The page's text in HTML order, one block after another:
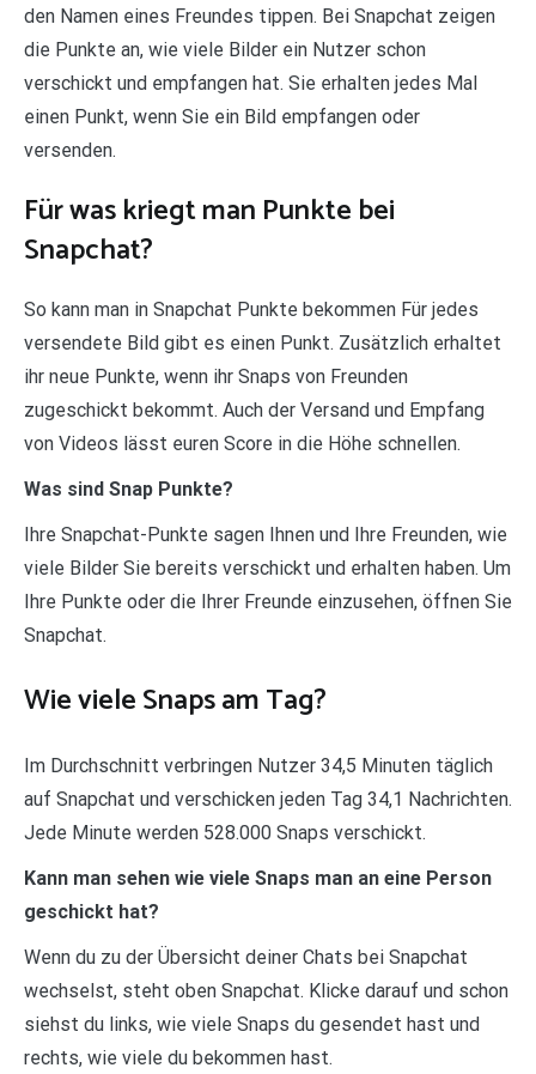
den Namen eines Freundes tippen. Bei Snapchat zeigen
die Punkte an, wie viele Bilder ein Nutzer schon
verschickt und empfangen hat. Sie erhalten jedes Mal
einen Punkt, wenn Sie ein Bild empfangen oder
versenden.
Für was kriegt man Punkte bei
Snapchat?
So kann man in Snapchat Punkte bekommen Für jedes
versendete Bild gibt es einen Punkt. Zusätzlich erhaltet
ihr neue Punkte, wenn ihr Snaps von Freunden
zugeschickt bekommt. Auch der Versand und Empfang
von Videos lässt euren Score in die Höhe schnellen.
Was sind Snap Punkte?
Ihre Snapchat-Punkte sagen Ihnen und Ihre Freunden, wie
viele Bilder Sie bereits verschickt und erhalten haben. Um
Ihre Punkte oder die Ihrer Freunde einzusehen, öffnen Sie
Snapchat.
Wie viele Snaps am Tag?
Im Durchschnitt verbringen Nutzer 34,5 Minuten täglich
auf Snapchat und verschicken jeden Tag 34,1 Nachrichten.
Jede Minute werden 528.000 Snaps verschickt.
Kann man sehen wie viele Snaps man an eine Person
geschickt hat?
Wenn du zu der Übersicht deiner Chats bei Snapchat
wechselst, steht oben Snapchat. Klicke darauf und schon
siehst du links, wie viele Snaps du gesendet hast und
rechts, wie viele du bekommen hast.